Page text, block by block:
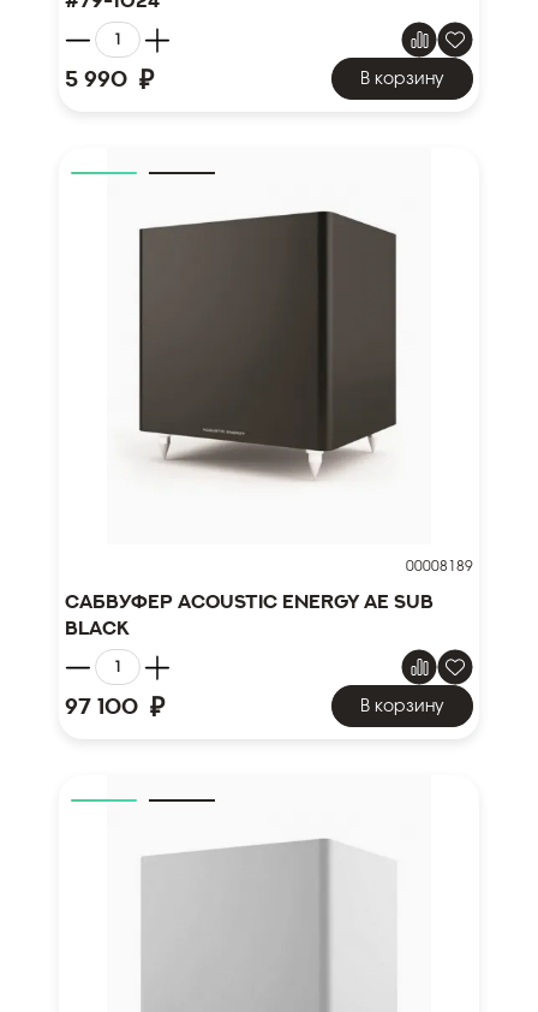
5 990 ₽ В корзину
00008189
Сабвуфер Acoustic Energy AE SUB
BLACK
97 100 ₽ В корзину